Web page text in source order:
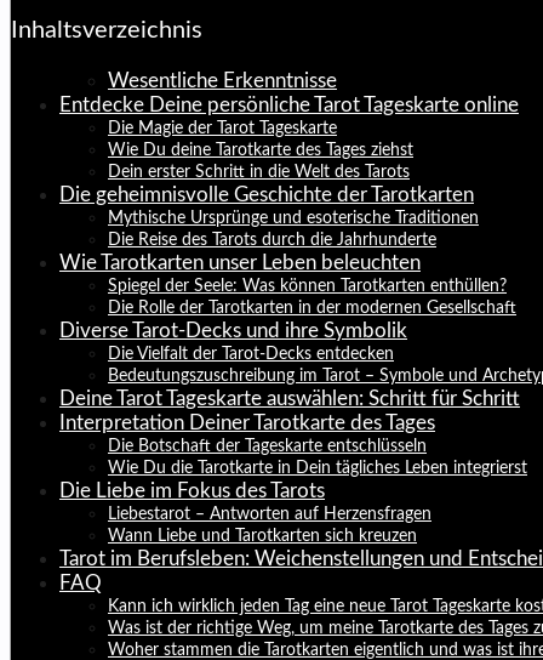
Inhaltsverzeichnis
Wesentliche Erkenntnisse
Entdecke Deine persönliche Tarot Tageskarte online
Die Magie der Tarot Tageskarte
Wie Du deine Tarotkarte des Tages ziehst
Dein erster Schritt in die Welt des Tarots
Die geheimnisvolle Geschichte der Tarotkarten
Mythische Ursprünge und esoterische Traditionen
Die Reise des Tarots durch die Jahrhunderte
Wie Tarotkarten unser Leben beleuchten
Spiegel der Seele: Was können Tarotkarten enthüllen?
Die Rolle der Tarotkarten in der modernen Gesellschaft
Diverse Tarot-Decks und ihre Symbolik
Die Vielfalt der Tarot-Decks entdecken
Bedeutungszuschreibung im Tarot – Symbole und
Deine Tarot Tageskarte auswählen: Schritt für Schritt
Interpretation Deiner Tarotkarte des Tages
Die Botschaft der Tageskarte entschlüsseln
Wie Du die Tarotkarte in Dein tägliches Leben integrierst
Die Liebe im Fokus des Tarots
Liebestarot – Antworten auf Herzensfragen
Wann Liebe und Tarotkarten sich kreuzen
Tarot im Berufsleben: Weichenstellungen und
FAQ
Kann ich wirklich jeden Tag eine neue Tarot Tageskarte
Was ist der richtige Weg, um meine Tarotkarte des Tages
Woher stammen die Tarotkarten eigentlich und was ist